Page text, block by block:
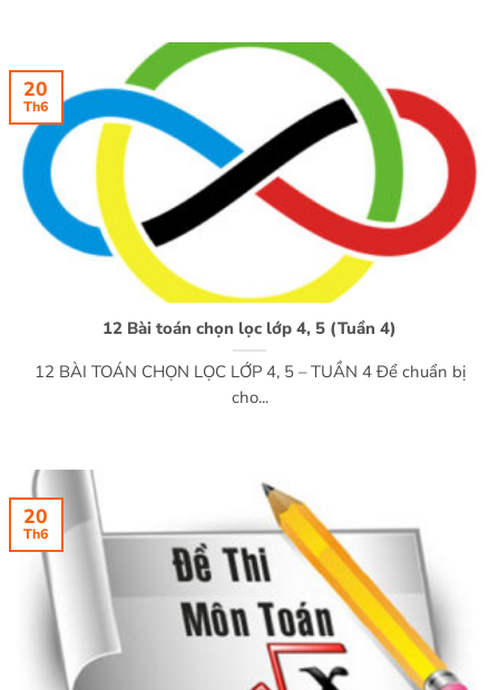
12 Bài toán chọn lọc lớp 4, 5 (Tuần 4)
12 BÀI TOÁN CHỌN LỌC LỚP 4, 5 – TUẦN 4 Để chuẩn bị
cho...
20
Th6
20
Th6